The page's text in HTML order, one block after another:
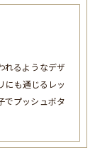
れるようなデザ
にも通じるレッ
でプッシュボタ